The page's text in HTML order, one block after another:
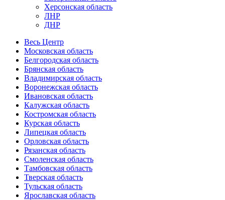
Херсонская область
ЛНР
ДНР
Весь Центр
Московская область
Белгородская область
Брянская область
Владимирская область
Воронежская область
Ивановская область
Калужская область
Костромская область
Курская область
Липецкая область
Орловская область
Рязанская область
Смоленская область
Тамбовская область
Тверская область
Тульская область
Ярославская область